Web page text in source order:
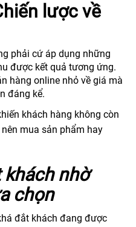
lược về
phải cứ áp dụng những
được kết quả tương ứng.
hàng online nhỏ về giá mà
đáng kể.
khách hàng không còn
mua sản phẩm hay
khách nhờ
chọn
đắt khách đang được